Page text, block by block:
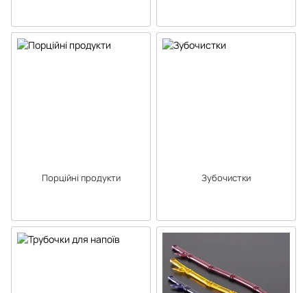
Порційні продукти Зубочистки